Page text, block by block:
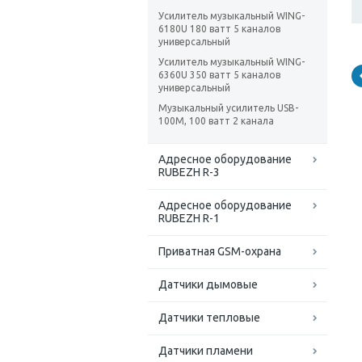
Усилитель музыкальный WING-
6180U 180 ватт 5 каналов
универсальный
Усилитель музыкальный WING-
6360U 350 ватт 5 каналов
универсальный
Музыкальный усилитель USB-
100M, 100 ватт 2 канала
Адресное оборудование
RUBEZH R-3
Адресное оборудование
RUBEZH R-1
Приватная GSM-охрана
Датчики дымовые
Датчики тепловые
Датчики пламени